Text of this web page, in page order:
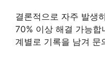
결론적으로 자주 발생
70% 이상 해결 가능합
계별로 기록을 남겨 문